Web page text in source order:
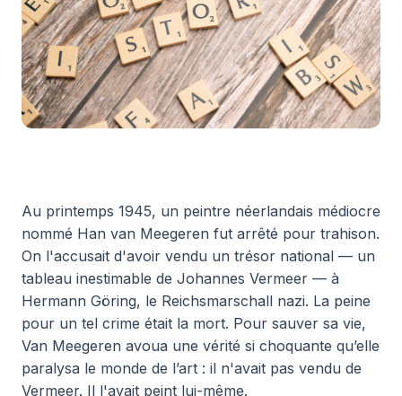
Au printemps 1945, un peintre néerlandais médiocre
nommé Han van Meegeren fut arrêté pour trahison.
On l'accusait d'avoir vendu un trésor national — un
tableau inestimable de Johannes Vermeer — à
Hermann Göring, le Reichsmarschall nazi. La peine
pour un tel crime était la mort. Pour sauver sa vie,
Van Meegeren avoua une vérité si choquante qu’elle
paralysa le monde de l’art : il n'avait pas vendu de
Vermeer. Il l'avait peint lui-même.